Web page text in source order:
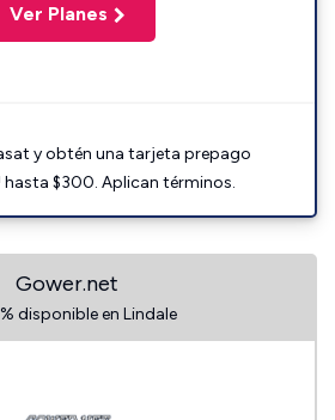
Ver Planes
y obtén una tarjeta prepago
$300. Aplican términos.
Gower.net
disponible en Lindale